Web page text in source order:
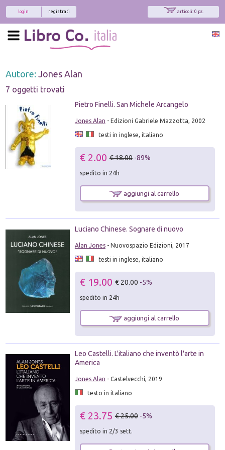
articoli: 0 pz.
registrati
login
Autore: Jones Alan
7 oggetti trovati
Pietro Finelli. San Michele Arcangelo
Jones Alan - Edizioni Gabriele Mazzotta, 2002
testi in inglese, italiano
€ 2.00 € 18.00 -89%
spedito in 24h
aggiungi al carrello
Luciano Chinese. Sognare di nuovo
Alan Jones- Nuovospazio Edizioni, 2017
testi in inglese, italiano
€ 19.00 € 20.00 -5%
spedito in 24h
aggiungi al carrello
Leo Castelli. L'italiano che inventò l'arte in
America
Jones Alan - Castelvecchi, 2019
testo in italiano
€ 23.75 € 25.00 -5%
spedito in 2/3 sett.